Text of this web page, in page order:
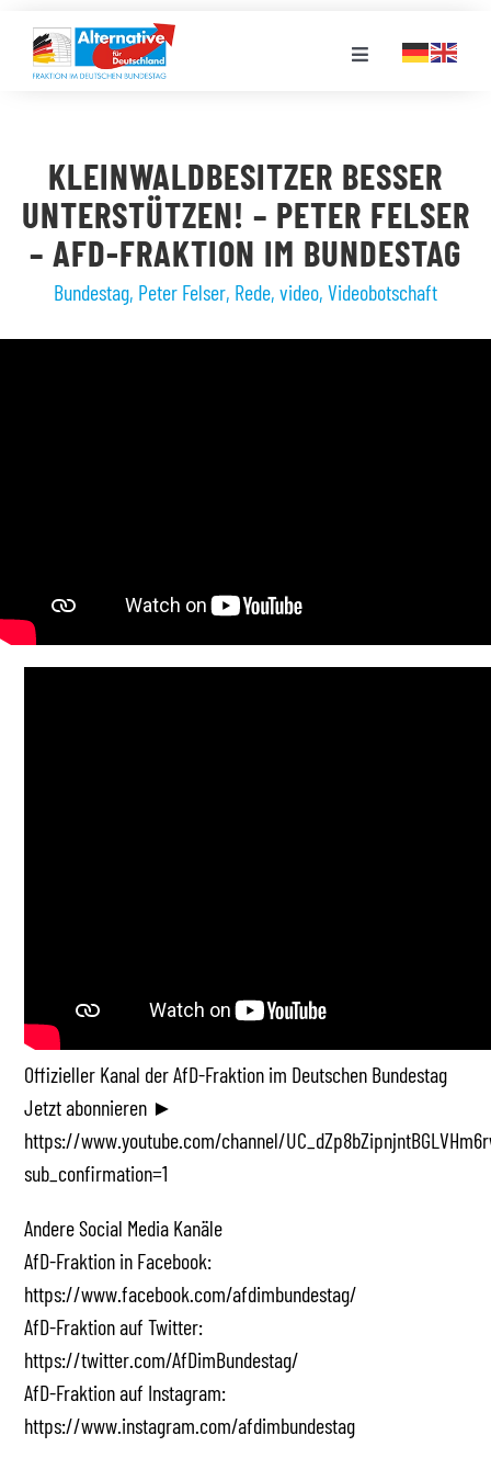
Inhalt
springen
Toggle
LANDESGRUPPEN
VERANSTALTUNGEN
PRESSE
KLEINWALDBESITZER BESSER
UNTERSTÜTZEN! – PETER FELSER
– AFD-FRAKTION IM BUNDESTAG
Bundestag, Peter Felser, Rede, video, Videobotschaft
Offizieller Kanal der AfD-Fraktion im Deutschen Bundestag
Jetzt abonnieren ►
https://www.youtube.com/channel/
sub_confirmation=1
Andere Social Media Kanäle
AfD-Fraktion in Facebook:
https://www.facebook.com/afdimbundestag/
AfD-Fraktion auf Twitter:
https://twitter.com/AfDimBundestag/
AfD-Fraktion auf Instagram:
https://www.instagram.com/afdimbundestag